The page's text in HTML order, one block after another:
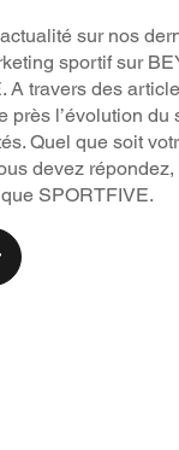
sur nos
sportif sur
A travers des
près l’évolution du
Quel que soit
devez
SPORTFIVE.